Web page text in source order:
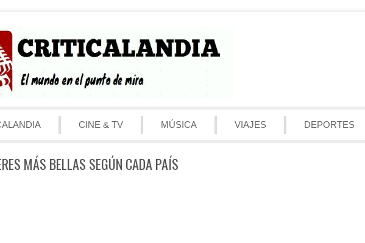
CINE & TV MÚSICA VIAJES DEPORTES
MÁS BELLAS SEGÚN CADA PAÍS